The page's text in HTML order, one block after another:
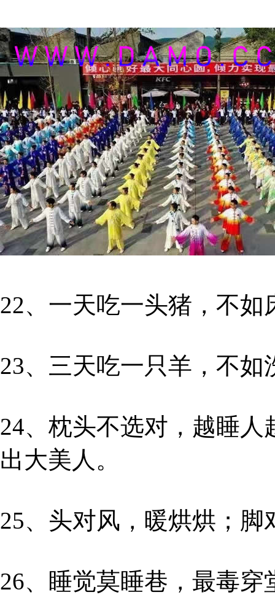
22、一天吃一头猪，不如
23、三天吃一只羊，不如
24、枕头不选对，越睡
出大美人。
25、头对风，暖烘烘；脚
26、睡觉莫睡巷，最毒穿